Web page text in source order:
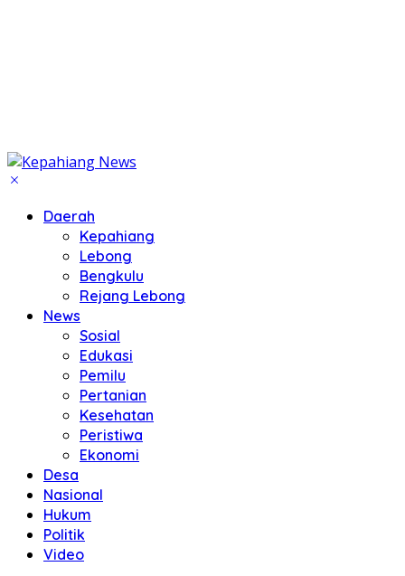
Daerah
Kepahiang
Lebong
Bengkulu
Rejang Lebong
News
Sosial
Edukasi
Pemilu
Pertanian
Kesehatan
Peristiwa
Ekonomi
Desa
Nasional
Hukum
Politik
Video